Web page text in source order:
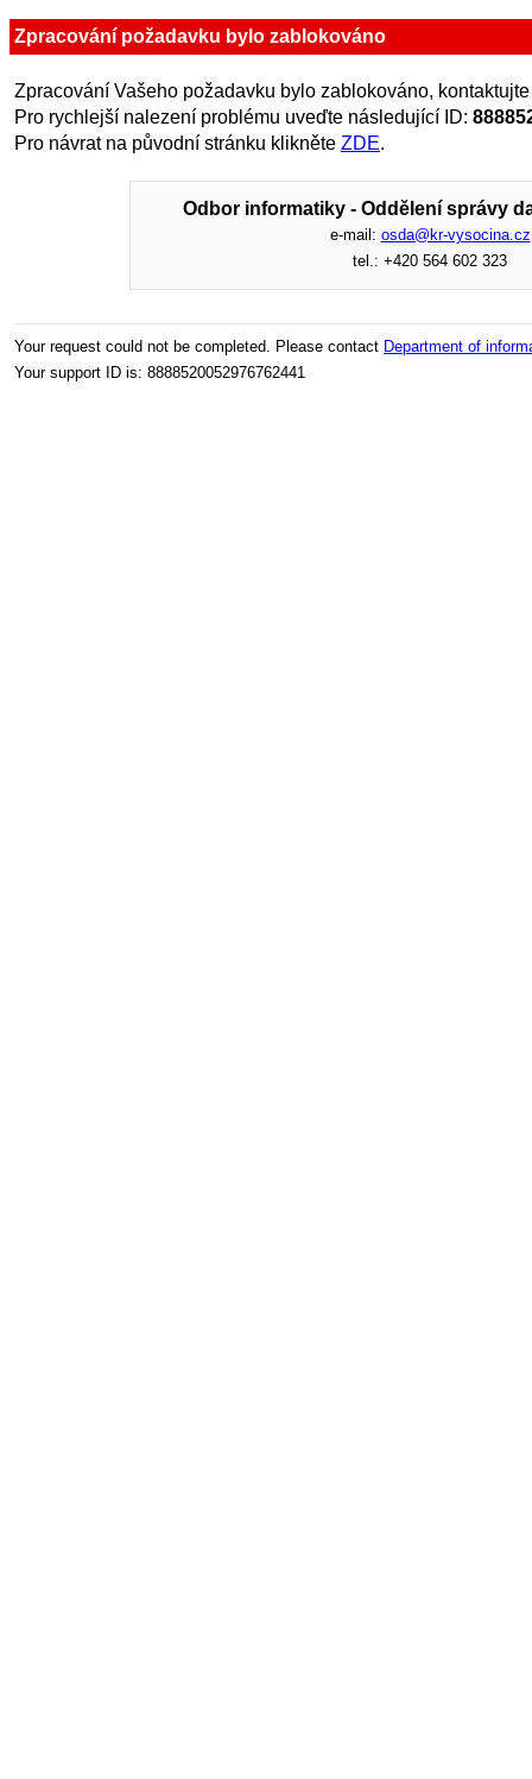
Zpracování požadavku bylo zablokováno
Zpracování Vašeho požadavku bylo zablokováno,
Pro rychlejší nalezení problému uveďte následující ID:
Pro návrat na původní stránku klikněte ZDE.
Odbor informatiky - Oddělení správy
e-mail: osda@kr-vysocina.cz
tel.: +420 564 602 323
Your request could not be completed. Please contact Department of
Your support ID is: 8888520052976762441